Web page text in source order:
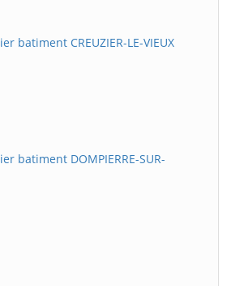
batiment CREUZIER-LE-VIEUX
batiment DOMPIERRE-SUR-